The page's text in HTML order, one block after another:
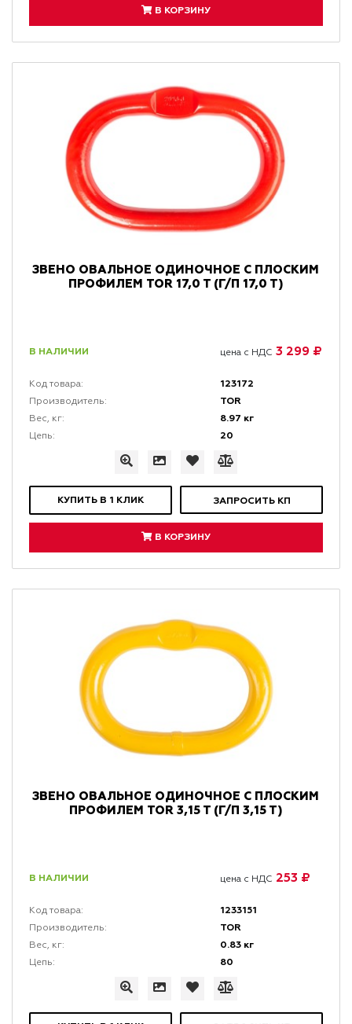
В КОРЗИНУ
ЗВЕНО ОВАЛЬНОЕ ОДИНОЧНОЕ С ПЛОСКИМ
ПРОФИЛЕМ TOR 17,0 T (Г/П 17,0 Т)
В НАЛИЧИИ цена с НДС 3 299 ₽
Код товара: 123172
Производитель: TOR
Вес, кг: 8.97 кг
Цепь: 20
КУПИТЬ В 1 КЛИК ЗАПРОСИТЬ КП
В КОРЗИНУ
ЗВЕНО ОВАЛЬНОЕ ОДИНОЧНОЕ С ПЛОСКИМ
ПРОФИЛЕМ TOR 3,15 T (Г/П 3,15 Т)
В НАЛИЧИИ цена с НДС 253 ₽
Код товара: 1233151
Производитель: TOR
Вес, кг: 0.83 кг
Цепь: 80